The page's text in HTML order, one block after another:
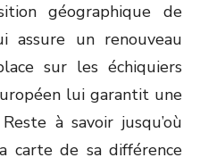
géographique de
assure un renouveau
sur les échiquiers
lui garantit une
à savoir jusqu’où
de sa différence